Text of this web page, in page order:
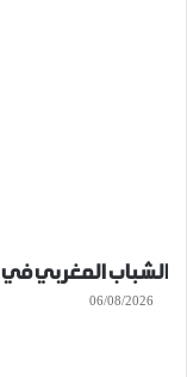
الشباب المغربي
06/08/2026